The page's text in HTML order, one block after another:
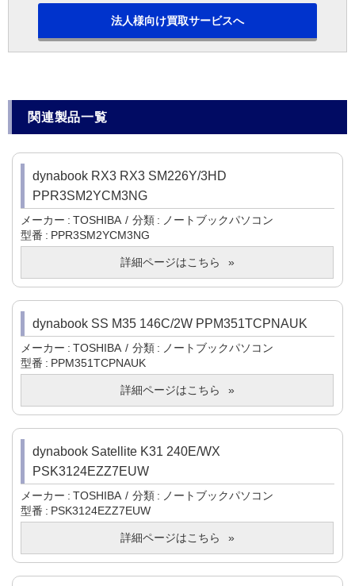
法人様向け買取サービスへ
関連製品一覧
dynabook RX3 RX3 SM226Y/3HD
PPR3SM2YCM3NG
メーカー TOSHIBA 分類
ノートブックパソコン
型番
PPR3SM2YCM3NG
詳細ページはこちら
dynabook SS M35 146C/2W PPM351TCPNAUK
メーカー TOSHIBA 分類
ノートブックパソコン
型番
PPM351TCPNAUK
詳細ページはこちら
dynabook Satellite K31 240E/WX
PSK3124EZZ7EUW
メーカー TOSHIBA 分類
ノートブックパソコン
型番
PSK3124EZZ7EUW
詳細ページはこちら